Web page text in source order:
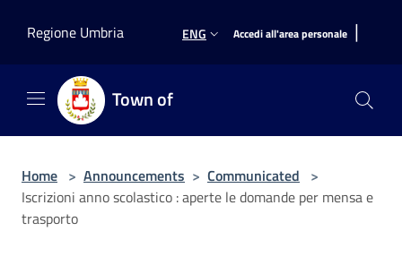
Regione Umbria
ENG Accedi all'area personale |
Town of
Home > Announcements > Communicated >
Iscrizioni anno scolastico : aperte le domande per mensa e
trasporto